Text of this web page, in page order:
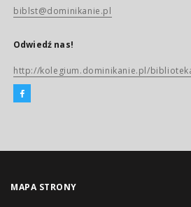
biblst@dominikanie.pl
Odwiedź nas!
http://kolegium.dominikanie.pl/
MAPA STRONY